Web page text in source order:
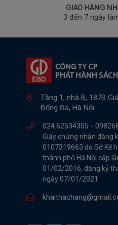
GIAO HÀNG
3 đến 7 ngày
Tầng 1, nhà B, 187B
Đống Đa, Hà Nội
024.62534305 -
Giấy chứng nhận đăng
0107319663 do Sở Kế
thành phố Hà Nội cấp
01/02/2016, đăng ký
ngày 07/01/2021